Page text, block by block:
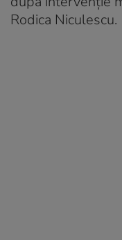
Rodica Niculescu.